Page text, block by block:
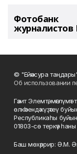
Фотобанк
журналистов
© "Ейәнсура
Об использовании
Гәзит Элемтә,
өлкәһендә күҙәтеү
Республикаһы
01803-сө теркәү
Баш мөхәррир: Ә.М.